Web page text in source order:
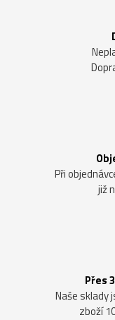
Při
již
Přes
Naše sklady
zboží